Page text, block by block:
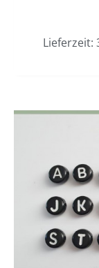
Lieferzeit: